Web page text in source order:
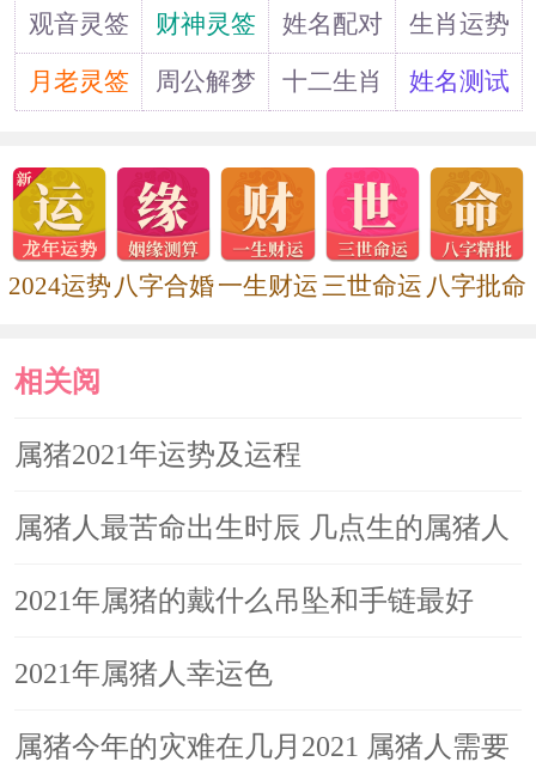
关系，都会结识到一些优质的异性，这
也给他们脱单提供了很好的机会。恋爱
人之间的关系更加和睦稳定，并且能够
经受的住一些现实问题的考验，非常坚
定的在一起，不被外界的事情影响。无
2021年可随身佩戴一件【月石缘兴鸿增
情手绳】来催旺感情运势，单身者可以
缘桃花，增强人缘魅力，早日遇到命定
良缘。而有对象的属猪人，则寓意巩固
如初。
佩戴草莓晶手链
观音灵签
财神灵签 姓名配对
生肖运势
月老灵签
周公解梦 十二生肖 姓名测试
2024运势 八字合婚一生财运三世命运 八字批命
相关阅
读
属猪2021年运势及运程
属猪人最苦命出生时辰 几点生的属猪人
最辛苦
2021年属猪的戴什么吊坠和手链最好
2021年属猪人幸运色
属猪今年的灾难在几月2021 属猪人需要